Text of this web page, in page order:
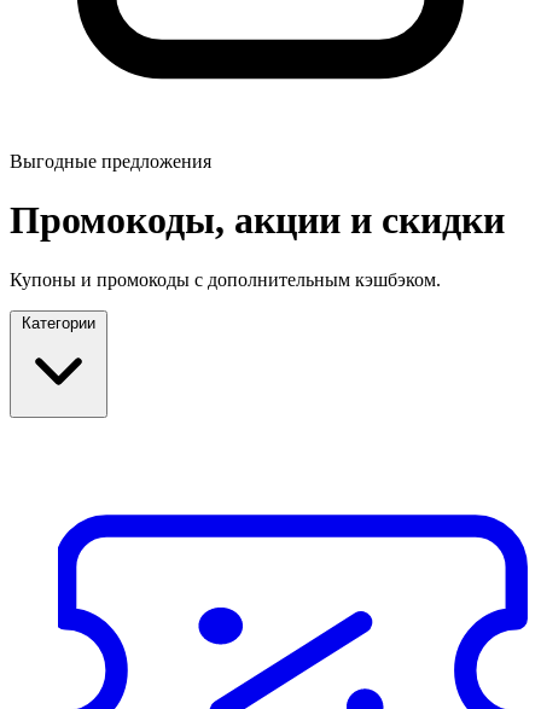
Выгодные предложения
Промокоды, акции и скидки
Купоны и промокоды с дополнительным кэшбэком.
Категории